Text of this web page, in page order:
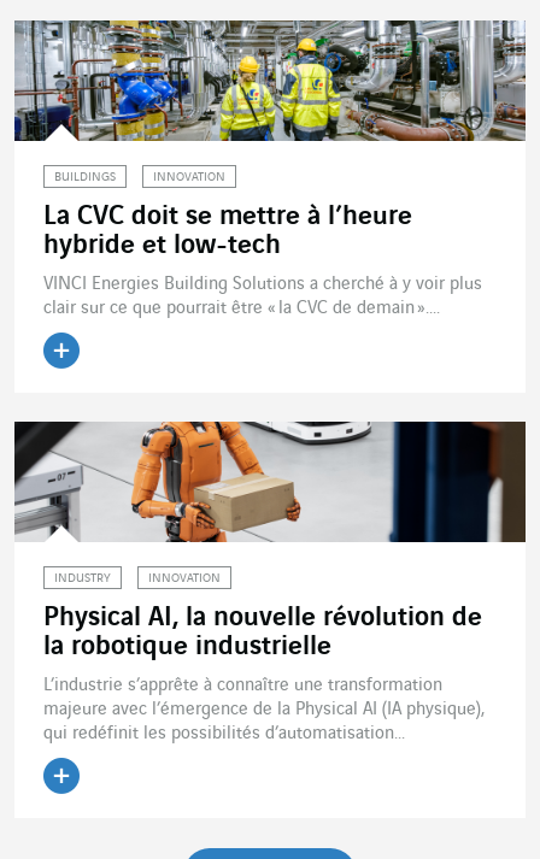
BUILDINGS INNOVATION
La CVC doit se mettre à l’heure
hybride et low-tech
VINCI Energies Building Solutions a cherché à y voir plus
clair sur ce que pourrait être « la CVC de demain »....
INDUSTRY INNOVATION
Physical AI, la nouvelle révolution de
la robotique industrielle
L’industrie s’apprête à connaître une transformation
majeure avec l’émergence de la Physical AI (IA physique),
qui redéfinit les possibilités d’automatisation...